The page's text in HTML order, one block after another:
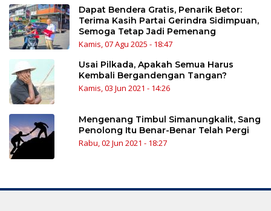
Dapat Bendera Gratis, Penarik Betor:
Terima Kasih Partai Gerindra Sidimpuan,
Semoga Tetap Jadi Pemenang
Kamis, 07 Agu 2025 - 18:47
Usai Pilkada, Apakah Semua Harus
Kembali Bergandengan Tangan?
Kamis, 03 Jun 2021 - 14:26
Mengenang Timbul Simanungkalit, Sang
Penolong Itu Benar-Benar Telah Pergi
Rabu, 02 Jun 2021 - 18:27